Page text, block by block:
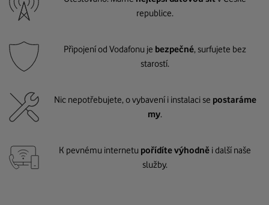
republice.
Připojení od Vodafonu je bezpečné, surfujete bez
starostí.
Nic nepotřebujete, o vybavení i instalaci se postaráme
my.
K pevnému internetu pořídíte výhodně i další naše
služby.